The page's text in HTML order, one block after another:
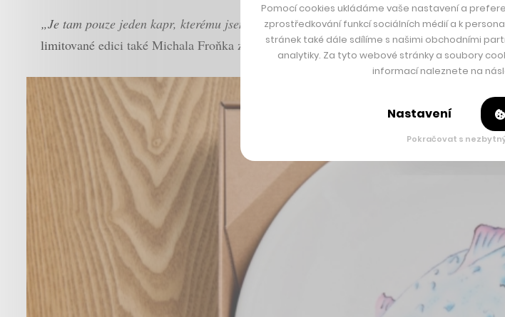
„Je tam pouze jeden kapr, kterému jsem zatočil ploutev. I díky tomu krásně sedí na
limitované edici také Michala Froňka ze studia Olgoj Chorchoj a Matěje Polácha z
Pomocí cookies ukládáme vaše nastavení a
zprostředkování funkcí sociálních médií a k
stránek také dále sdílíme s našimi obchodními
analytiky. Za tyto webové stránky a soubory
informací naleznete na
Nastavení
Pokračovat s